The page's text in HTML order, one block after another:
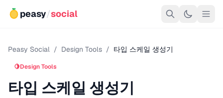
peasy/social
Peasy Social / Design Tools / 타입 스케일 생성기
🍋Design Tools
타입 스케일 생성기